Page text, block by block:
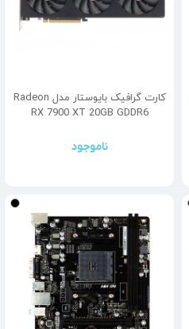
کارت گرافیک بایوستار مدل Radeon
RX 7900 XT 20GB GDDR6
ناموجود